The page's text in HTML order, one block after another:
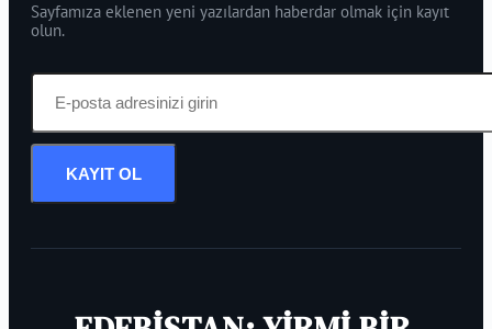
Sayfamıza eklenen yeni yazılardan haberdar olmak için kayıt
olun.
KAYIT OL